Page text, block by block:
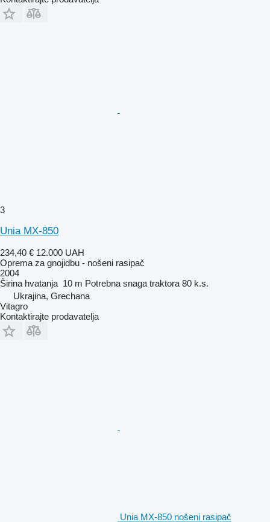
3
Unia MX-850
234,40 € 12.000 UAH
Oprema za gnojidbu - nošeni rasipač
2004
Širina hvatanja 10 m Potrebna snaga traktora 80 k.s.
Ukrajina, Grechana
Vitagro
Kontaktirajte prodavatelja
Unia MX-850 nošeni rasipač